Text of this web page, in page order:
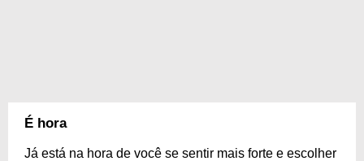
É hora
Já está na hora de você se sentir mais forte e escolher